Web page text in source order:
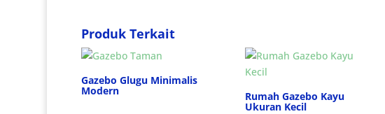
Produk Terkait
Gazebo Glugu Minimalis
Modern Rumah Gazebo Kayu
Ukuran Kecil